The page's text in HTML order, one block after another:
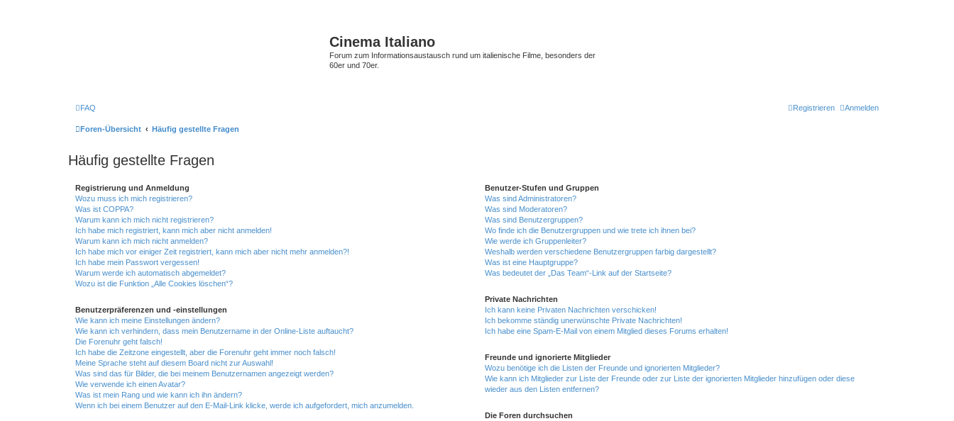
Cinema Italiano
Forum zum Informationsaustausch rund um italienische Filme, besonders der
60er und 70er.
FAQ Anmelden
Registrieren
Foren-Übersicht Häufig gestellte Fragen
Häufig gestellte Fragen
Registrierung und Anmeldung
Wozu muss ich mich registrieren?
Was ist COPPA?
Warum kann ich mich nicht registrieren?
Ich habe mich registriert, kann mich aber nicht anmelden!
Warum kann ich mich nicht anmelden?
Ich habe mich vor einiger Zeit registriert, kann mich aber nicht mehr anmelden?!
Ich habe mein Passwort vergessen!
Warum werde ich automatisch abgemeldet?
Wozu ist die Funktion „Alle Cookies löschen“?
Benutzerpräferenzen und -einstellungen
Wie kann ich meine Einstellungen ändern?
Wie kann ich verhindern, dass mein Benutzername in der Online-Liste auftaucht?
Die Forenuhr geht falsch!
Ich habe die Zeitzone eingestellt, aber die Forenuhr geht immer noch falsch!
Meine Sprache steht auf diesem Board nicht zur Auswahl!
Was sind das für Bilder, die bei meinem Benutzernamen angezeigt werden?
Wie verwende ich einen Avatar?
Was ist mein Rang und wie kann ich ihn ändern?
Wenn ich bei einem Benutzer auf den E-Mail-Link klicke, werde ich aufgefordert, mich anzumelden.
Benutzer-Stufen und Gruppen
Was sind Administratoren?
Was sind Moderatoren?
Was sind Benutzergruppen?
Wo finde ich die Benutzergruppen und wie trete ich ihnen bei?
Wie werde ich Gruppenleiter?
Weshalb werden verschiedene Benutzergruppen farbig dargestellt?
Was ist eine Hauptgruppe?
Was bedeutet der „Das Team“-Link auf der Startseite?
Private Nachrichten
Ich kann keine Privaten Nachrichten verschicken!
Ich bekomme ständig unerwünschte Private Nachrichten!
Ich habe eine Spam-E-Mail von einem Mitglied dieses Forums erhalten!
Freunde und ignorierte Mitglieder
Wozu benötige ich die Listen der Freunde und ignorierten Mitglieder?
Wie kann ich Mitglieder zur Liste der Freunde oder zur Liste der ignorierten Mitglieder hinzufügen oder diese
wieder aus den Listen entfernen?
Die Foren durchsuchen